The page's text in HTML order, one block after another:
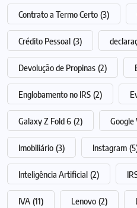
Contrato a Termo Certo (3)
Crédito Pessoal (3)
Devolução de Propinas (2)
Englobamento no IRS (2)
Galaxy Z Fold 6 (2) Google
Imobiliário (3) Instagram
Inteligência Artificial (2)
IVA (11) Lenovo (2)